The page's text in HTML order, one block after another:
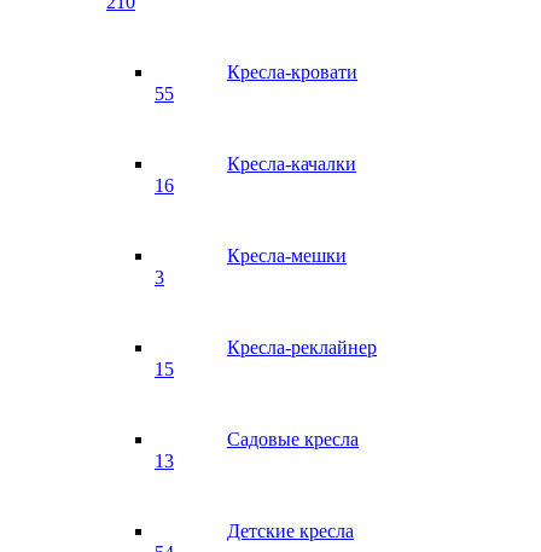
Кресла-кровати
55
Кресла-качалки
16
Кресла-мешки
3
Кресла-реклайнер
15
Садовые кресла
13
Детские кресла